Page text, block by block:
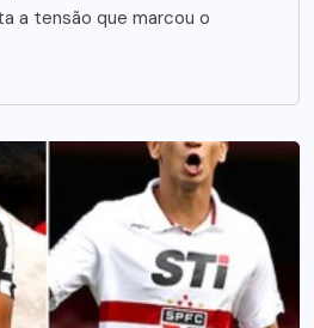
a tensão que marcou o